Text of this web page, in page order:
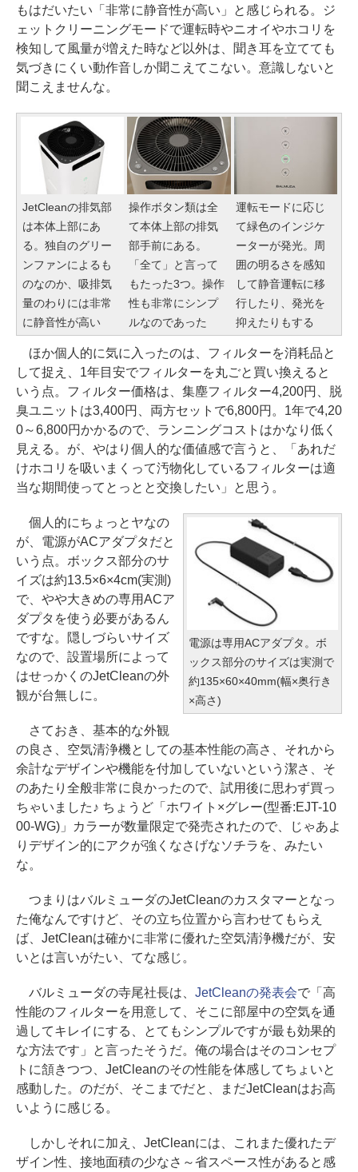
もはだいたい「非常に静音性が高い」と感じられる。ジ
ェットクリーニングモードで運転時やニオイやホコリを
検知して風量が増えた時など以外は、聞き耳を立てても
気づきにくい動作音しか聞こえてこない。意識しないと
聞こえませんな。
JetCleanの排気部
は本体上部にあ
る。独自のグリー
ンファンによるも
のなのか、吸排気
量のわりには非常
に静音性が高い
操作ボタン類は全
て本体上部の排気
部手前にある。
「全て」と言って
もたった3つ。操作
性も非常にシンプ
ルなのであった
運転モードに応じ
て緑色のインジケ
ーターが発光。周
囲の明るさを感知
して静音運転に移
行したり、発光を
抑えたりもする
ほか個人的に気に入ったのは、フィルターを消耗品と
して捉え、1年目安でフィルターを丸ごと買い換えると
いう点。フィルター価格は、集塵フィルター4,200円、脱
臭ユニットは3,400円、両方セットで6,800円。1年で4,20
0～6,800円かかるので、ランニングコストはかなり低く
見える。が、やはり個人的な価値感で言うと、「あれだ
けホコリを吸いまくって汚物化しているフィルターは適
当な期間使ってとっとと交換したい」と思う。
電源は専用ACアダプタ。ボ
ックス部分のサイズは実測で
約135×60×40mm(幅×奥行き
×高さ)
個人的にちょっとヤなの
が、電源がACアダプタだと
いう点。ボックス部分のサ
イズは約13.5×6×4cm(実測)
で、やや大きめの専用ACア
ダプタを使う必要があるん
ですな。隠しづらいサイズ
なので、設置場所によって
はせっかくのJetCleanの外
観が台無しに。
さておき、基本的な外観
の良さ、空気清浄機としての基本性能の高さ、それから
余計なデザインや機能を付加していないという潔さ、そ
のあたり全般非常に良かったので、試用後に思わず買っ
ちゃいました♪ ちょうど「ホワイト×グレー(型番:EJT-10
00-WG)」カラーが数量限定で発売されたので、じゃあよ
りデザイン的にアクが強くなさげなソチラを、みたい
な。
つまりはバルミューダのJetCleanのカスタマーとなっ
た俺なんですけど、その立ち位置から言わせてもらえ
ば、JetCleanは確かに非常に優れた空気清浄機だが、安
いとは言いがたい、てな感じ。
バルミューダの寺尾社長は、 JetCleanの発表会で「高
性能のフィルターを用意して、そこに部屋中の空気を通
過してキレイにする、とてもシンプルですが最も効果的
な方法です」と言ったそうだ。俺の場合はそのコンセプ
トに頷きつつ、JetCleanのその性能を体感してちょいと
感動した。のだが、そこまでだと、まだJetCleanはお高
いように感じる。
しかしそれに加え、JetCleanには、これまた優れたデ
ザイン性、接地面積の少なさ～省スペース性があると感